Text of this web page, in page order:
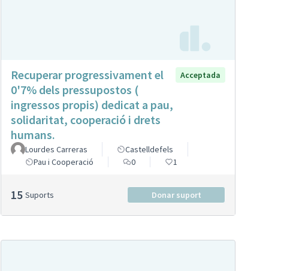
Recuperar progressivament el
0'7% dels pressupostos (
ingressos propis) dedicat a pau,
solidaritat, cooperació i drets
humans.
Acceptada
Lourdes Carreras
Castelldefels
Pau i Cooperació
0 1
15 Suports Donar suport